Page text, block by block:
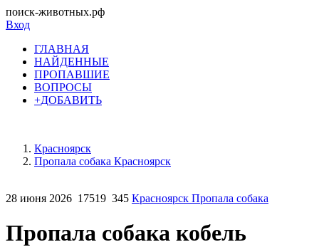
поиск-животных.рф
Вход
ГЛАВНАЯ
НАЙДЕННЫЕ
ПРОПАВШИЕ
ВОПРОСЫ
+ДОБАВИТЬ
Красноярск
Пропала собака Красноярск
28 июня 2026 17519 345 Красноярск Пропала собака
Пропала собака кобель